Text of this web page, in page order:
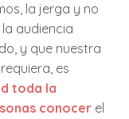
la jerga y no
audiencia
y que nuestra
es
toda la
conocer el